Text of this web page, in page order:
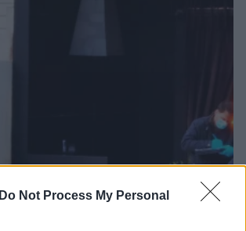
Do Not Process My Personal